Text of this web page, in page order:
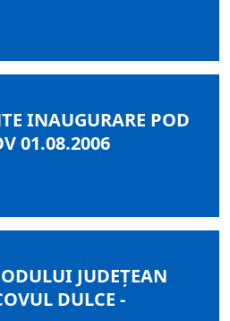
INAUGURARE POD
01.08.2006
JUDEŢEAN
DULCE -